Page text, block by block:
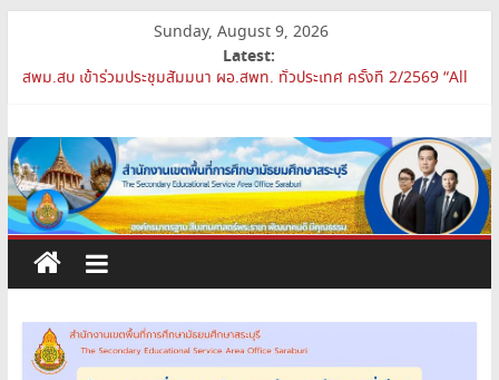
content
Sunday, August 9, 2026
Latest:
สพม.สบ เข้าร่วมประชุมสัมมนา ผอ.สพท. ทั่วประเทศ ครั้งที่ 2/2569 “All
สพม.สบ ประชุมชี้แจงแนวทางการส่งเสริมความโปร่งใสในสำนักงานเขต
พื้นที่การศึกษา 2569
เปิดห้องเรียนและห้องปฏิบัติการแห่งอนาคต รร.สบว.
สพม.สบ เสริมศักยภาพผู้บริหาร PA Support Team สู่เส้นทางความ
ก้าวหน้าวิชาชีพ
สำนักงาน
เขต
พื้นที่
การ